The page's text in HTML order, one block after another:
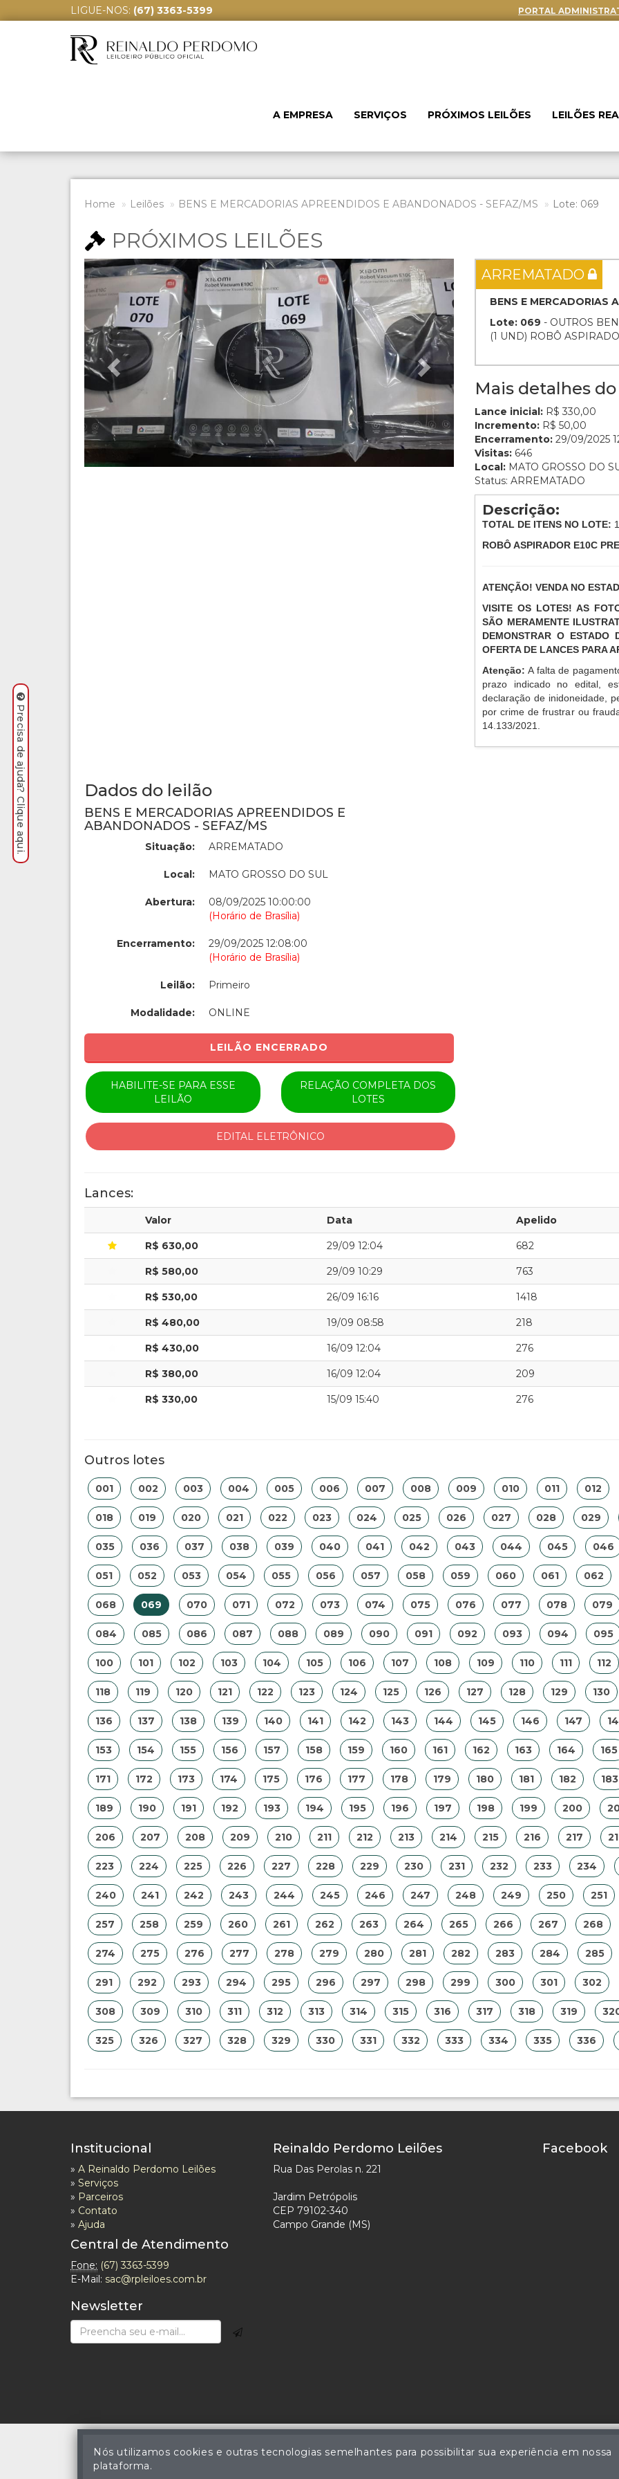
LIGUE-NOS: (67) 3363-5399 PORTAL
A EMPRESA SERVIÇOS PRÓXIMOS LEILÕES LEILÕES
Home Leilões BENS E MERCADORIAS APREENDIDOS E ABANDONADOS - SEFAZ/MS Lote: 069
PRÓXIMOS LEILÕES
Previous Next ARREMATADO
BENS E MERCADORIAS
Lote: 069 - OUTROS
(1 UND) ROBÔ
Mais detalhes
Lance inicial: R$ 330,00
Incremento: R$ 50,00
Encerramento: 29/09/2025
Visitas: 646
Local: MATO GROSSO DO
Status: ARREMATADO
Descrição:
TOTAL DE ITENS NO LOTE:
ROBÔ ASPIRADOR E10C
ATENÇÃO! VENDA NO
VISITE OS LOTES! AS
SÃO MERAMENTE
DEMONSTRAR O ESTADO
OFERTA DE LANCES PARA
Atenção:A falta de
prazo indicado no edital,
declaração de inidoneidade,
por crime de frustrar ou
14.133/2021.
Dados do leilão
BENS E MERCADORIAS APREENDIDOS E
ABANDONADOS - SEFAZ/MS
Situação: ARREMATADO
Local: MATO GROSSO DO SUL
Abertura:
08/09/2025 10:00:00
(Horário de Brasília)
Encerramento:
29/09/2025 12:08:00
(Horário de Brasília)
Leilão: Primeiro
Modalidade: ONLINE
LEILÃO ENCERRADO
HABILITE-SE PARA ESSE
LEILÃO
RELAÇÃO COMPLETA DOS
LOTES
EDITAL ELETRÔNICO
Lances:
Valor Data Apelido
R$ 630,00 29/09 12:04 682
R$ 580,00 29/09 10:29 763
R$ 530,00 26/09 16:16 1418
R$ 480,00 19/09 08:58 218
R$ 430,00 16/09 12:04 276
R$ 380,00 16/09 12:04 209
R$ 330,00 15/09 15:40 276
Outros lotes
001 002 003 004 005 006 007 008 009 010 011 012
018 019 020 021 022 023 024 025 026 027 028 029
035 036 037 038 039 040 041 042 043 044 045 046
051 052 053 054 055 056 057 058 059 060 061 062
068 069 070 071 072 073 074 075 076 077 078 079
084 085 086 087 088 089 090 091 092 093 094 095
100 101 102 103 104 105 106 107 108 109 110 111 112
118 119 120 121 122 123 124 125 126 127 128 129 130
136 137 138 139 140 141 142 143 144 145 146 147
153 154 155 156 157 158 159 160 161 162 163 164 165
171 172 173 174 175 176 177 178 179 180 181 182 183
189 190 191 192 193 194 195 196 197 198 199 200
206 207 208 209 210 211 212 213 214 215 216 217
223 224 225 226 227 228 229 230 231 232 233 234
240 241 242 243 244 245 246 247 248 249 250 251
257 258 259 260 261 262 263 264 265 266 267 268
274 275 276 277 278 279 280 281 282 283 284 285
291 292 293 294 295 296 297 298 299 300 301 302
308 309 310 311 312 313 314 315 316 317 318 319
325 326 327 328 329 330 331 332 333 334 335 336
Institucional
» A Reinaldo Perdomo Leilões
» Serviços
» Parceiros
» Contato
» Ajuda
Central de Atendimento
Fone: (67) 3363-5399
E-Mail: sac@rpleiloes.com.br
Newsletter
Reinaldo Perdomo Leilões
Rua Das Perolas n. 221
Jardim Petrópolis
CEP 79102-340
Campo Grande (MS)
Facebook
Precisa de ajuda? Clique aqui.
Nós utilizamos cookies e outras tecnologias semelhantes para possibilitar sua experiência em nossa
plataforma.